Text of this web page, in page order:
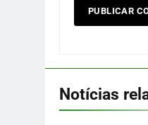
Notícias